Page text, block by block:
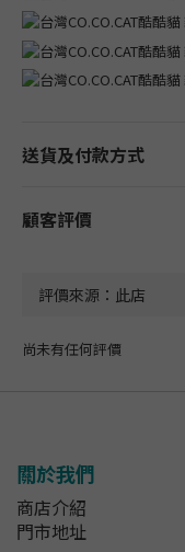
送貨及付款方式
顧客評價
尚未有任何評價
關於我們
商店介紹
門市地址